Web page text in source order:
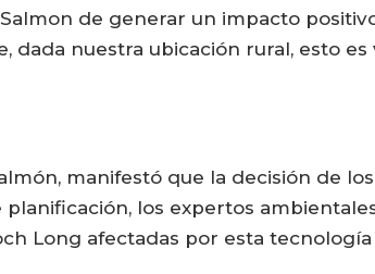
de generar un impacto
dada nuestra ubicación rural, esto
manifestó que la decisión de
los expertos
Long afectadas por esta